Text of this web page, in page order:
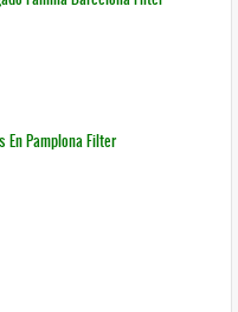
En Pamplona Filter